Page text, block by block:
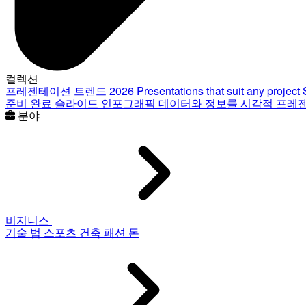
컬렉션
프레젠테이션 트렌드 2026 Presentations that suit any project
준비 완료 슬라이드 인포그래픽 데이터와 정보를 시각적 프레
분야
비지니스
기술 법 스포츠 건축 패션 돈